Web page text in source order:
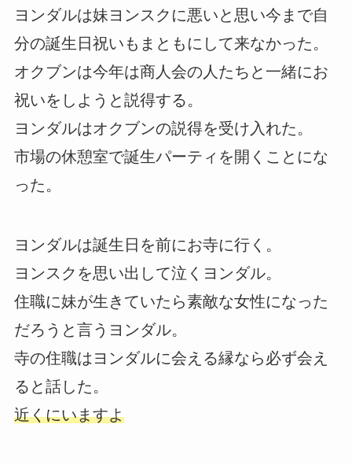
ヨンダルは妹ヨンスクに悪いと思い今まで自
分の誕生日祝いもまともにして来なかった。
オクブンは今年は商人会の人たちと一緒にお
祝いをしようと説得する。
ヨンダルはオクブンの説得を受け入れた。
市場の休憩室で誕生パーティを開くことにな
った。
ヨンダルは誕生日を前にお寺に行く。
ヨンスクを思い出して泣くヨンダル。
住職に妹が生きていたら素敵な女性になった
だろうと言うヨンダル。
寺の住職はヨンダルに会える縁なら必ず会え
ると話した。
近くにいますよ